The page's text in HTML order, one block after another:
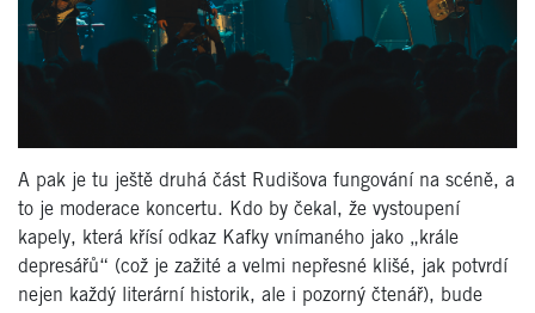
A pak je tu ještě druhá část Rudišova fungování na scéně, a
to je moderace koncertu. Kdo by čekal, že vystoupení
kapely, která křísí odkaz Kafky vnímaného jako „krále
depresářů“ (což je zažité a velmi nepřesné klišé, jak potvrdí
nejen každý literární historik, ale i pozorný čtenář), bude